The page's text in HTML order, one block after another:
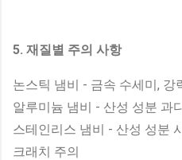
5. 재질별 주의 사항
논스틱 냄비 - 금속 수세미, 강
알루미늄 냄비 - 산성 성분 과
스테인리스 냄비 - 산성 성분
크래치 주의